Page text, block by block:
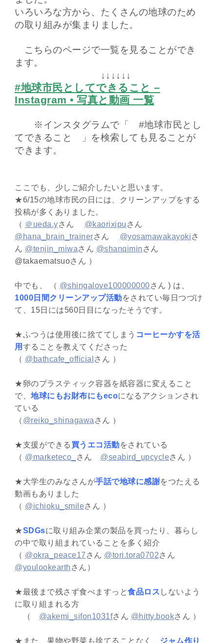
いろいろな方から、たくさんの地球のため
の取り組みが集まりました。
こちらのページで一覧を見ることができ
ます。
↓↓↓↓↓↓
#地球市民としてできること –
Instagram • 写真と動画 一覧
※インスタグラムで「 #地球市民とし
てできること 」を検索しても見ることが
できます。
ここでも、少しご紹介したいと思います。
★6/15の地球市民の日には、クリーンアップをする
投稿が多くありました。
（ ＠ueda.yさん @kaorixipu さん
@hana_brain_trainerさん @yosamawakayokiさ
ん @tenjin_miwaさん @shanqimin さん
@takaematsuoさん ）
中でも、 （ @shingalove100000000さん ) は、
1000日間クリーンアップ活動をされてい毎日つづけ
て、15日には560日目になったそうです。
★ふつうは使用後に捨ててしまう コーヒーかすを活
用 することを教えてくださった
（ @bathcafe_official さん ）
★卵のプラスティック容器を紙容器に変えること
で、 地球にもお財布にもecoになるアクションされ
ている
（ @reiko_shinagawa さん ）
★支援ができる 買うエコ活動をされている
（ @marketeco_ さん @seabird_upcycleさん ）
★大学生のみなさんが手話で地球に感謝をつたえる
動画もありました
（ @ichioku_smileさん ）
★SDGsに取り組み企業の製品を買ったり、暮らし
の中で取り組まれていることを多く紹介
（ @okra_peace17 さん @tori.tora0702さん
@youlookearth さん）
★最後まで残さず食べますっと食品ロス しないよう
に取り組まれる方
（ @akemi_sifon1031fさん @hitty.bookさん ）
★また、果物や野菜も捨てることなく、 ジャム作り